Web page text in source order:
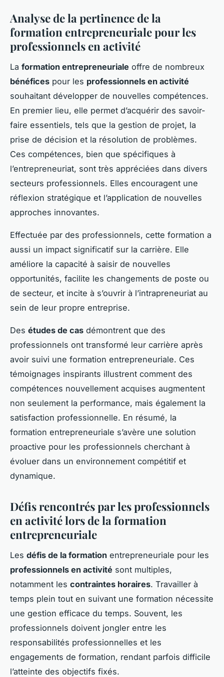
Analyse de la pertinence de la
formation entrepreneuriale pour les
professionnels en activité
La formation entrepreneuriale offre de nombreux
bénéfices pour les professionnels en activité
souhaitant développer de nouvelles compétences.
En premier lieu, elle permet d’acquérir des savoir-
faire essentiels, tels que la gestion de projet, la
prise de décision et la résolution de problèmes.
Ces compétences, bien que spécifiques à
l’entrepreneuriat, sont très appréciées dans divers
secteurs professionnels. Elles encouragent une
réflexion stratégique et l’application de nouvelles
approches innovantes.
Effectuée par des professionnels, cette formation a
aussi un impact significatif sur la carrière. Elle
améliore la capacité à saisir de nouvelles
opportunités, facilite les changements de poste ou
de secteur, et incite à s’ouvrir à l’intrapreneuriat au
sein de leur propre entreprise.
Des études de cas démontrent que des
professionnels ont transformé leur carrière après
avoir suivi une formation entrepreneuriale. Ces
témoignages inspirants illustrent comment des
compétences nouvellement acquises augmentent
non seulement la performance, mais également la
satisfaction professionnelle. En résumé, la
formation entrepreneuriale s’avère une solution
proactive pour les professionnels cherchant à
évoluer dans un environnement compétitif et
dynamique.
Défis rencontrés par les professionnels
en activité lors de la formation
entrepreneuriale
Les défis de la formation entrepreneuriale pour les
professionnels en activité sont multiples,
notamment les contraintes horaires. Travailler à
temps plein tout en suivant une formation nécessite
une gestion efficace du temps. Souvent, les
professionnels doivent jongler entre les
responsabilités professionnelles et les
engagements de formation, rendant parfois difficile
l’atteinte des objectifs fixés.